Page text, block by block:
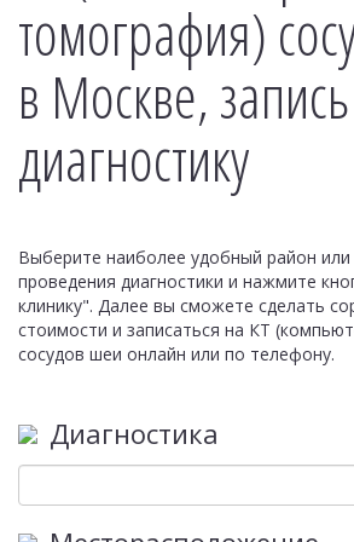
томография)
в Москве,
диагностику
Выберите наиболее удобный район
проведения диагностики и нажмите
клинику". Далее вы сможете сделать
стоимости и записаться на КТ
сосудов шеи онлайн или по телефону.
Диагностика